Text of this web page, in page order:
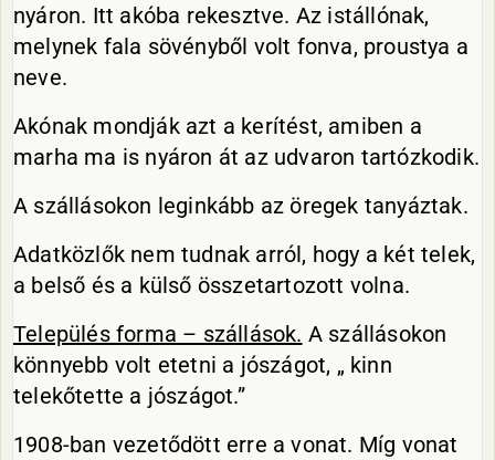
nyáron. Itt akóba rekesztve. Az istállónak,
melynek fala sövényből volt fonva, proustya a
neve.
Akónak mondják azt a kerítést, amiben a
marha ma is nyáron át az udvaron tartózkodik.
A szállásokon leginkább az öregek tanyáztak.
Adatközlők nem tudnak arról, hogy a két telek,
a belső és a külső összetartozott volna.
Település forma – szállások. A szállásokon
könnyebb volt etetni a jószágot, „ kinn
telekőtette a jószágot.”
1908-ban vezetődött erre a vonat. Míg vonat